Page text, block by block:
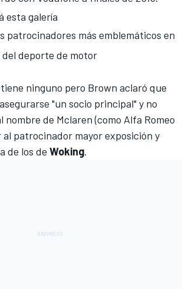
esta galería
patrocinadores más emblemáticos en
deporte de motor
ninguno pero Brown aclaró que
"un socio principal" y no
nombre de Mclaren (como Alfa Romeo
al patrocinador mayor exposición y
de los de Woking.